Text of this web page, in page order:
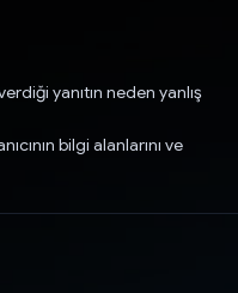
yanıtın neden yanlış
bilgi alanlarını ve